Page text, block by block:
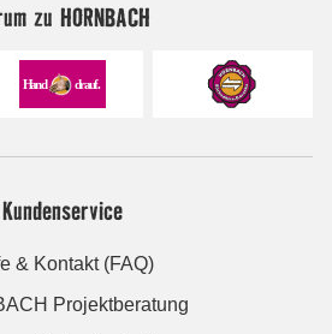
zu HORNBACH
Kundenservice
& Kontakt (FAQ)
Projektberatung